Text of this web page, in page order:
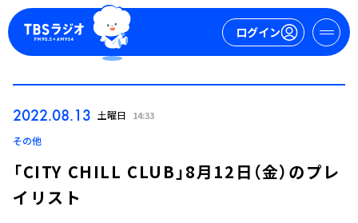
ログイン
2022.08.13 土曜日 14:33
その他
「CITY CHILL CLUB」8月12日（金）のプレ
イリスト